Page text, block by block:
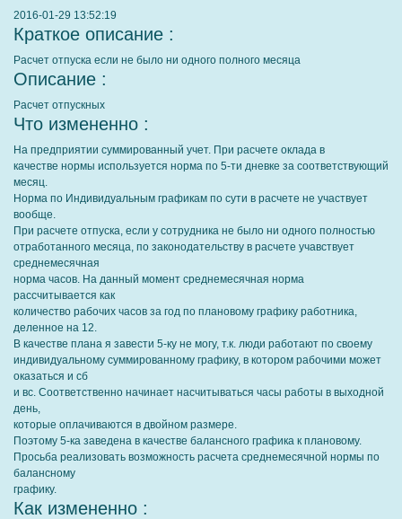
2016-01-29 13:52:19
Краткое описание :
Расчет отпуска если не было ни одного полного месяца
Описание :
Расчет отпускных
Что измененно :
На предприятии суммированный учет. При расчете оклада в
качестве нормы используется норма по 5-ти дневке за соответствующий
месяц.
Норма по Индивидуальным графикам по сути в расчете не участвует
вообще.
При расчете отпуска, если у сотрудника не было ни одного полностью
отработанного месяца, по законодательству в расчете учавствует
среднемесячная
норма часов. На данный момент среднемесячная норма
рассчитывается как
количество рабочих часов за год по плановому графику работника,
деленное на 12.
В качестве плана я завести 5-ку не могу, т.к. люди работают по своему
индивидуальному суммированному графику, в котором рабочими может
оказаться и сб
и вс. Соответственно начинает насчитываться часы работы в выходной
день,
которые оплачиваются в двойном размере.
Поэтому 5-ка заведена в качестве балансного графика к плановому.
Просьба реализовать возможность расчета среднемесячной нормы по
балансному
графику.
Как измененно :